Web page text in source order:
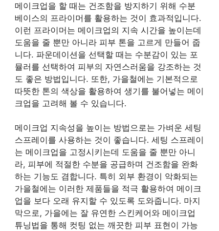
메이크업을 할 때는 건조함을 방지하기 위해 수분
베이스의 프라이머를 활용하는 것이 효과적입니다.
이런 프라이머는 메이크업의 지속 시간을 높이는데
도움을 줄 뿐만 아니라 피부 톤을 고르게 만들어 줍
니다. 파운데이션을 선택할 때는 수분감이 있는 포
뮬러를 선택하여 피부의 자연스러움을 강조하는 것
도 좋은 방법입니다. 또한, 가을철에는 기본적으로
따뜻한 톤의 색상을 활용하여 생기를 불어넣는 메이
크업을 고려해 볼 수 있습니다.
메이크업 지속성을 높이는 방법으로는 가벼운 세팅
스프레이를 사용하는 것이 좋습니다. 세팅 스프레이
는 메이크업을 고정시키는데 도움을 줄 뿐만 아니
라, 피부에 적절한 수분을 공급하며 건조함을 완화
하는 기능도 겸합니다. 특히 외부 환경이 악화되는
가을철에는 이러한 제품들을 적극 활용하여 메이크
업을 보다 오래 유지할 수 있도록 도와줍니다. 마지
막으로, 가을에는 잘 유연한 스킨케어와 메이크업
튜닝법을 통해 컷팅 없는 깨끗한 피부 표현이 가능